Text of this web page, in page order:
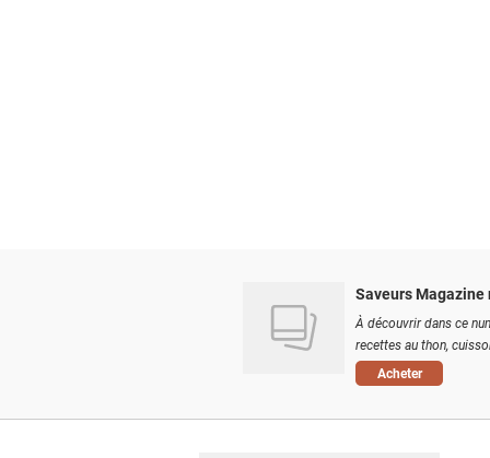
Saveurs Magazine
À découvrir dans ce
recettes au thon,
Acheter